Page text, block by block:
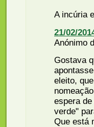
A incúria
21/02/
Anónimo
Gostava
eleito,
espera
verde"
Que está